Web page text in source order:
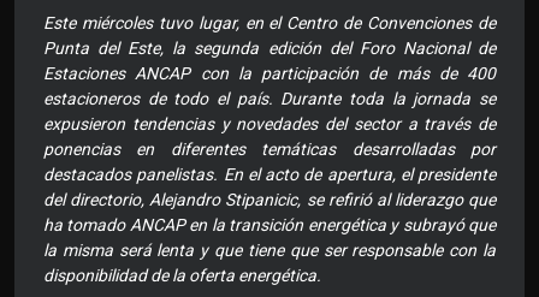
Este miércoles tuvo lugar, en el Centro de Convenciones de
Punta del Este, la segunda edición del Foro Nacional de
Estaciones ANCAP con la participación de más de 400
estacioneros de todo el país. Durante toda la jornada se
expusieron tendencias y novedades del sector a través de
ponencias en diferentes temáticas desarrolladas por
destacados panelistas. En el acto de apertura, el presidente
del directorio, Alejandro Stipanicic, se refirió al liderazgo que
ha tomado ANCAP en la transición energética y subrayó que
la misma será lenta y que tiene que ser responsable con la
disponibilidad de la oferta energética.